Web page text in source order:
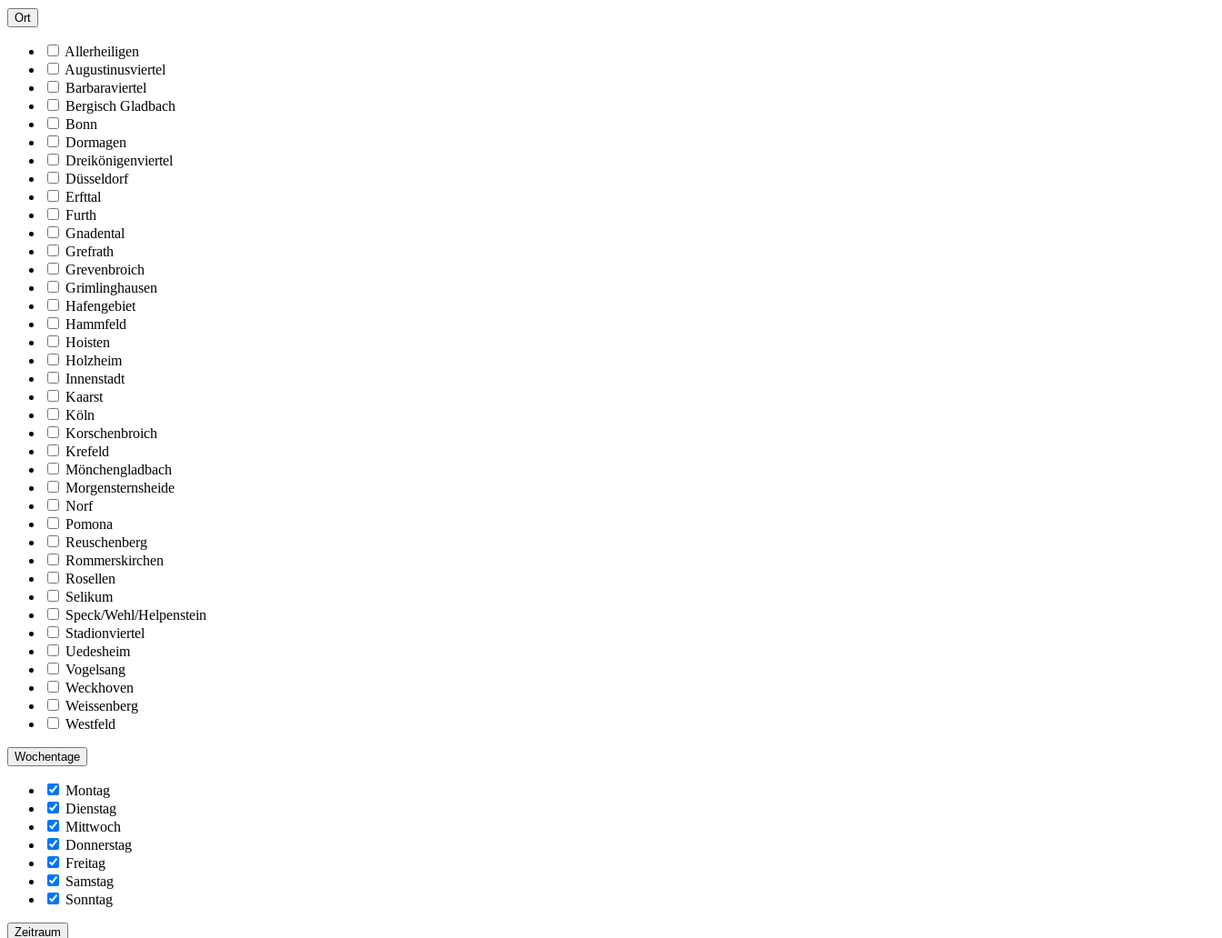
Ort
Allerheiligen
Augustinusviertel
Barbaraviertel
Bergisch Gladbach
Bonn
Dormagen
Dreikönigenviertel
Düsseldorf
Erfttal
Furth
Gnadental
Grefrath
Grevenbroich
Grimlinghausen
Hafengebiet
Hammfeld
Hoisten
Holzheim
Innenstadt
Kaarst
Köln
Korschenbroich
Krefeld
Mönchengladbach
Morgensternsheide
Norf
Pomona
Reuschenberg
Rommerskirchen
Rosellen
Selikum
Speck/Wehl/Helpenstein
Stadionviertel
Uedesheim
Vogelsang
Weckhoven
Weissenberg
Westfeld
Wochentage
Montag
Dienstag
Mittwoch
Donnerstag
Freitag
Samstag
Sonntag
Zeitraum